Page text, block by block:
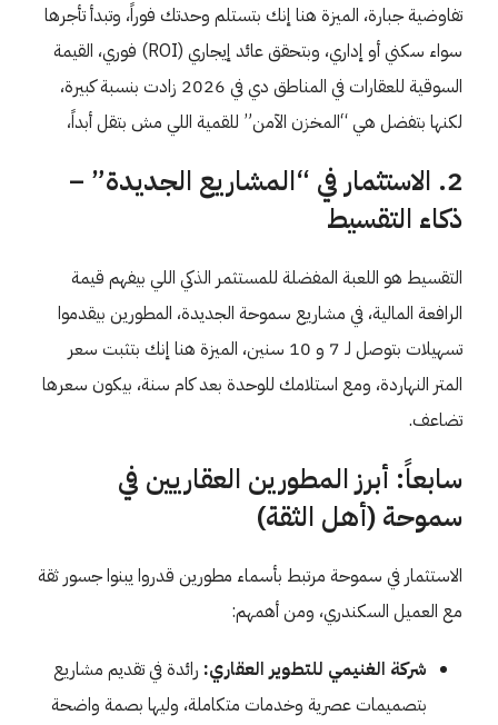
تفاوضية جبارة، الميزة هنا إنك بتستلم وحدتك فوراً، وتبدأ تأجرها
سواء سكني أو إداري، وبتحقق عائد إيجاري (ROI) فوري، القيمة
السوقية للعقارات في المناطق دي في 2026 زادت بنسبة كبيرة،
لكنها بتفضل هي “المخزن الآمن” للقمية اللي مش بتقل أبداً،
2. الاستثمار في “المشاريع الجديدة” –
ذكاء التقسيط
التقسيط هو اللعبة المفضلة للمستثمر الذكي اللي بيفهم قيمة
الرافعة المالية، في مشاريع سموحة الجديدة، المطورين بيقدموا
تسهيلات بتوصل لـ 7 و 10 سنين، الميزة هنا إنك بتثبت سعر
المتر النهاردة، ومع استلامك للوحدة بعد كام سنة، بيكون سعرها
تضاعف.
سابعاً: أبرز المطورين العقاريين في
سموحة (أهل الثقة)
الاستثمار في سموحة مرتبط بأسماء مطورين قدروا يبنوا جسور ثقة
مع العميل السكندري، ومن أهمهم:
شركة الغنيمي للتطوير العقاري: رائدة في تقديم مشاريع
بتصميمات عصرية وخدمات متكاملة، وليها بصمة واضحة